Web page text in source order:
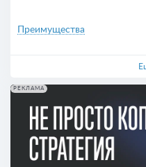
Преимущества
РЕКЛАМА